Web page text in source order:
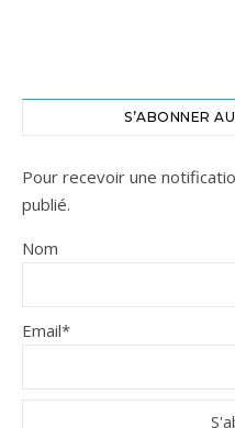
S’ABONNER
Pour recevoir une
publié.
Nom
Email*